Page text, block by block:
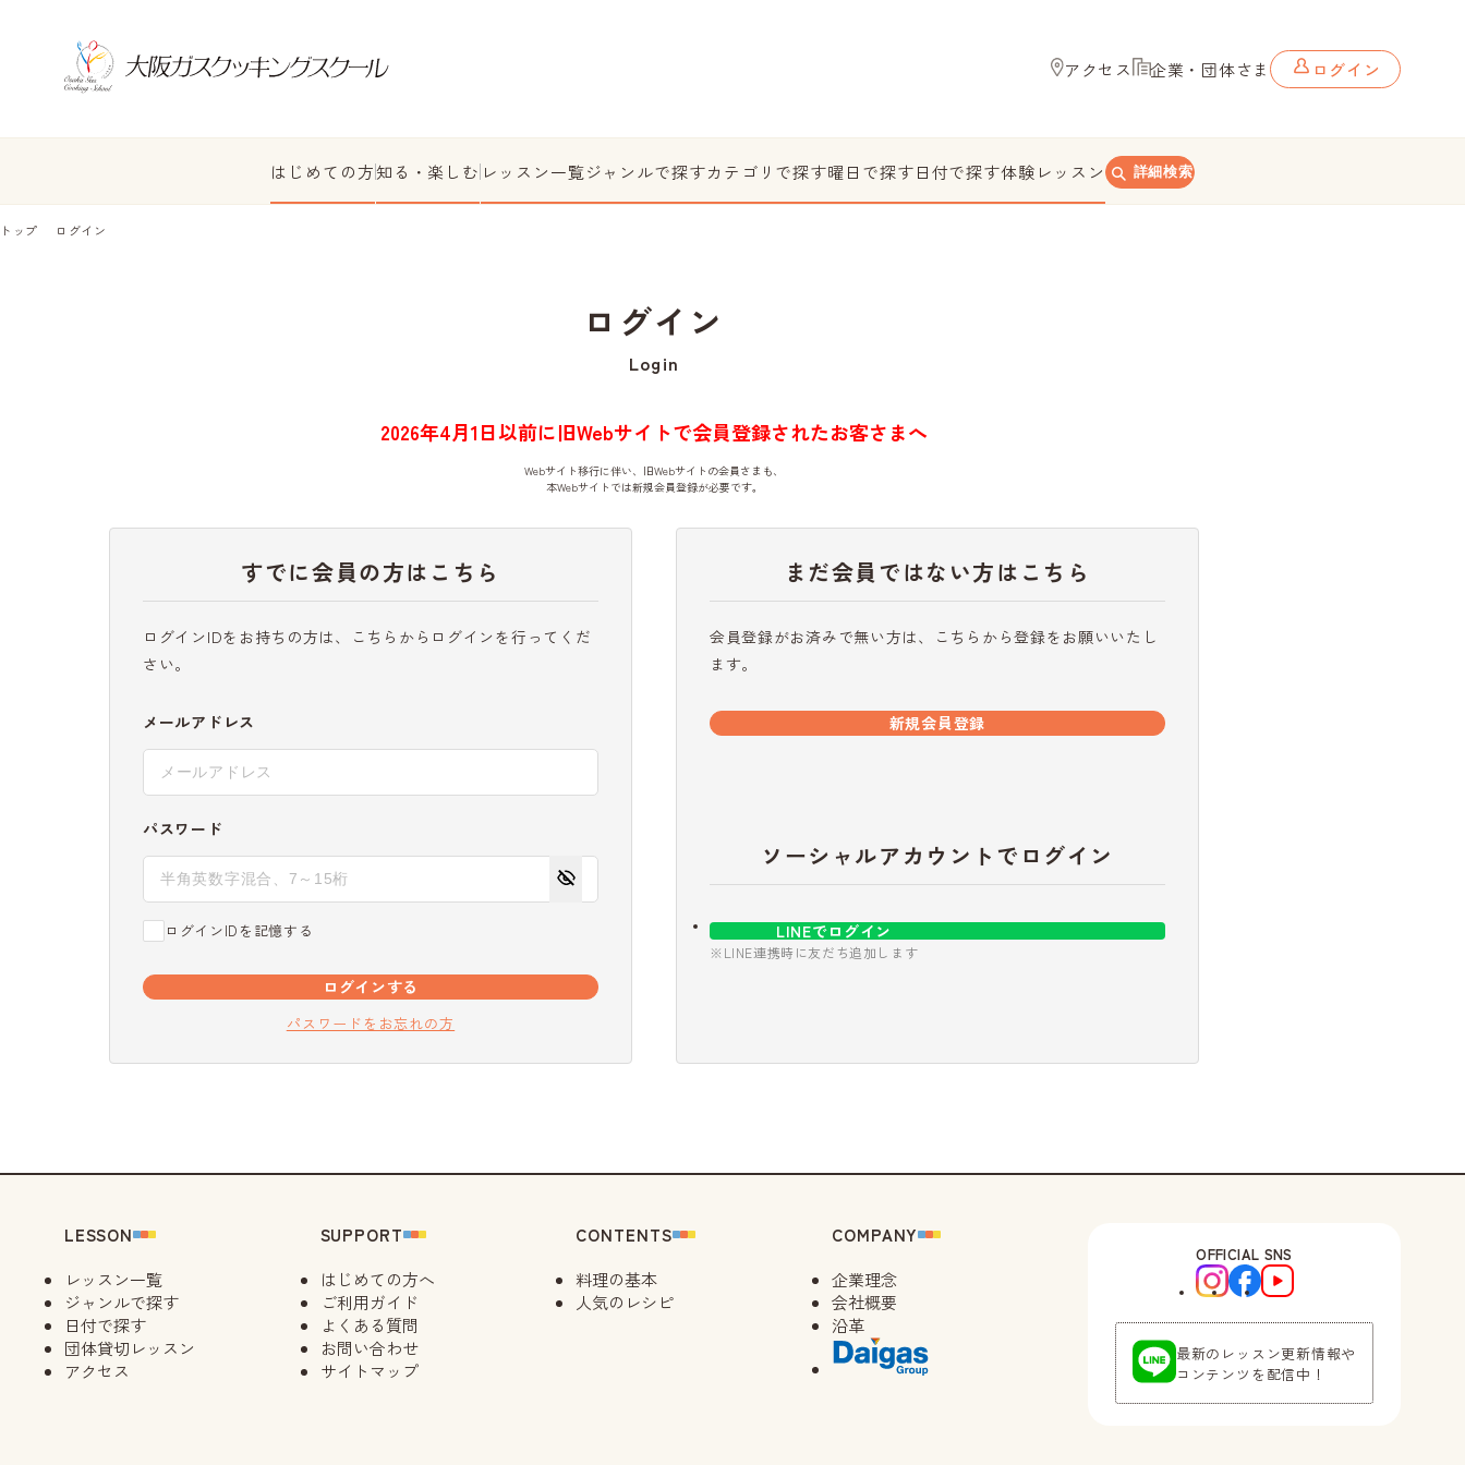
アクセス 企業・団体さま ログイン
はじめての方知る・楽しむ レッスン一覧ジャンルで探すカテゴリで探す曜日で探す日付で探す体験レッスン 詳細検索
トップ ログイン
ログイン
Login
2026年4月1日以前に旧Webサイトで会員登録されたお客さまへ
Webサイト移行に伴い、旧Webサイトの会員さまも、
本Webサイトでは新規会員登録が必要です。
すでに会員の方はこちら
ログインIDをお持ちの方は、こちらからログインを行ってくだ
さい。
メールアドレス
パスワード
ログインIDを記憶する
ログインする
パスワードをお忘れの方
まだ会員ではない方はこちら
会員登録がお済みで無い方は、こちらから登録をお願いいたし
ます。
新規会員登録
ソーシャルアカウントでログイン
LINEでログイン
※LINE連携時に友だち追加します
LESSON
レッスン一覧
ジャンルで探す
日付で探す
団体貸切レッスン
アクセス
SUPPORT
はじめての方へ
ご利用ガイド
よくある質問
お問い合わせ
サイトマップ
CONTENTS
料理の基本
人気のレシピ
COMPANY
企業理念
会社概要
沿革
OFFICIAL SNS
最新のレッスン更新情報や
コンテンツを配信中！